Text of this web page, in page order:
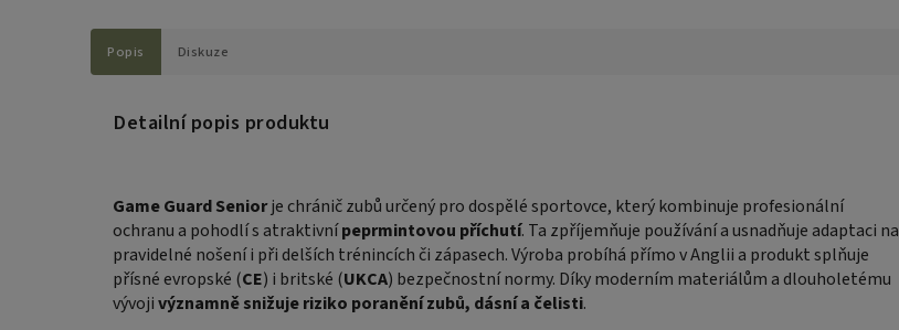
Popis Diskuze
Detailní popis produktu
Game Guard Seniorje chránič zubů určený pro dospělé sportovce, který kombinuje profesionální
ochranu a pohodlí s atraktivnípeprmintovou příchutí. Ta zpříjemňuje používání a usnadňuje adaptaci na
pravidelné nošení i při delších trénincích či zápasech. Výroba probíhá přímo v Anglii a produkt splňuje
přísné evropské (CE) i britské (UKCA) bezpečnostní normy. Díky moderním materiálům a dlouholetému
vývojivýznamně snižuje riziko poranění zubů, dásní a čelisti.